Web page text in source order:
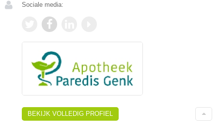
Sociale media:
BEKIJK VOLLEDIG PROFIEL